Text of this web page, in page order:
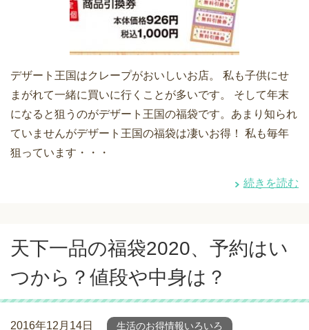
デザート王国はクレープがおいしいお店。 私も子供にせ
まがれて一緒に買いに行くことが多いです。 そして年末
になると狙うのがデザート王国の福袋です。あまり知られ
ていませんがデザート王国の福袋は凄いお得！ 私も毎年
狙っています・・・
続きを読む
天下一品の福袋2020、予約はい
つから？値段や中身は？
2016年12月14日 生活のお得情報いろいろ